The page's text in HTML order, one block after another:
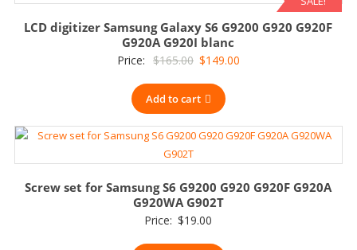
LCD digitizer Samsung Galaxy S6 G9200 G920 G920F
G920A G920I blanc
Price: $165.00 Original
was:
$165.00.
$149.00Current
Add to cart
Screw set for Samsung S6 G9200 G920 G920F G920A
G920WA G902T
Price: $19.00